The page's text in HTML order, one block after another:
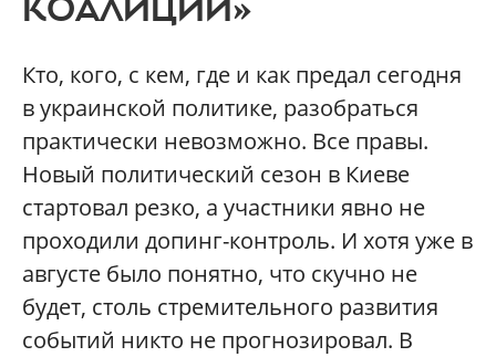
КОАЛИЦИИ»
Кто, кого, с кем, где и как предал сегодня
в украинской политике, разобраться
практически невозможно. Все правы.
Новый политический сезон в Киеве
стартовал резко, а участники явно не
проходили допинг-контроль. И хотя уже в
августе было понятно, что скучно не
будет, столь стремительного развития
событий никто не прогнозировал. В